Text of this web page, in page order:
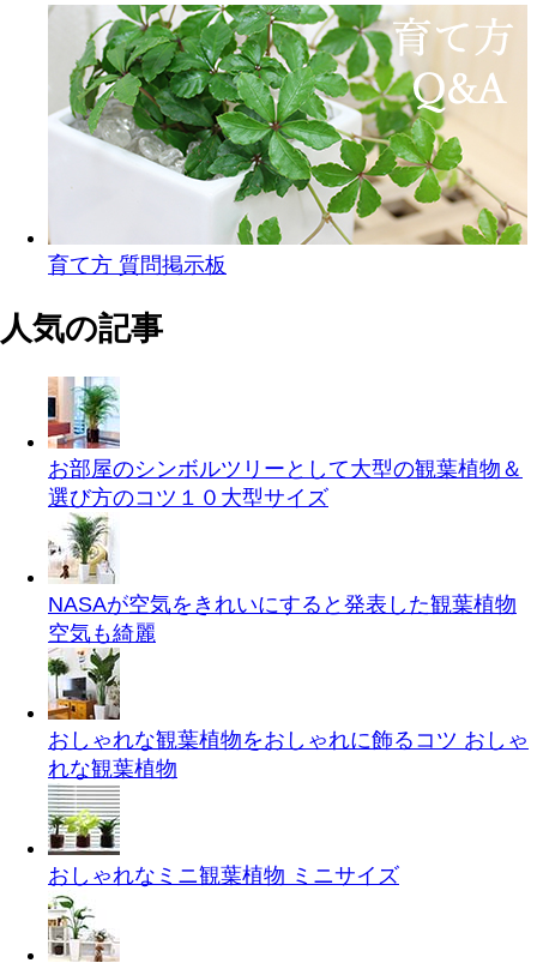
育て方 質問掲示板
人気の記事
お部屋のシンボルツリーとして大型の観葉植物＆
選び方のコツ１０ 大型サイズ
NASAが空気をきれいにすると発表した観葉植物
空気も綺麗
おしゃれな観葉植物をおしゃれに飾るコツ おしゃ
れな観葉植物
おしゃれなミニ観葉植物 ミニサイズ